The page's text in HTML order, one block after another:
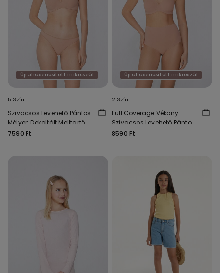
Újrahasznosított mikroszál
5 Szín
Szivacsos Levehető Pántos
Mélyen Dekoltált Melltartó
Újrahasznosított
7590 Ft
Újrahasznosított mikroszál
2 Szín
Full Coverage Vékony
Szivacsos Levehető Pántos
Melltartó Újrahasznosított
8590 Ft